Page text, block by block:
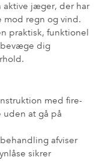
aktive jæger, der har
mod regn og vind.
praktisk, funktionel
bevæge dig
med fire-
uden at gå på
afviser
sikrer